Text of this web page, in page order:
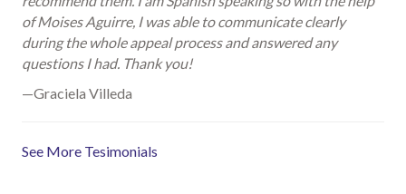
of Moises Aguirre, I was able to communicate clearly
during the whole appeal process and answered any
questions I had. Thank you!
—Graciela Villeda
See More Tesimonials